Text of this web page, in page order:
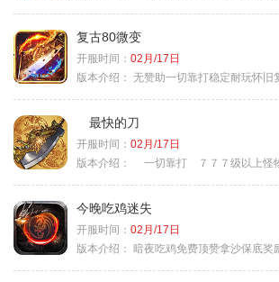
复古80微变
开服时间： 02月/17日
版本介绍： 无赞助一切靠打稳定耐玩怀旧
最快的刀
开服时间： 02月/17日
版本介绍：
一切靠打 ７７７级以上怪物
今晚吃鸡迷失
开服时间： 02月/17日
版本介绍：
暗夜吃鸡免费顶赞拿沙保底奖